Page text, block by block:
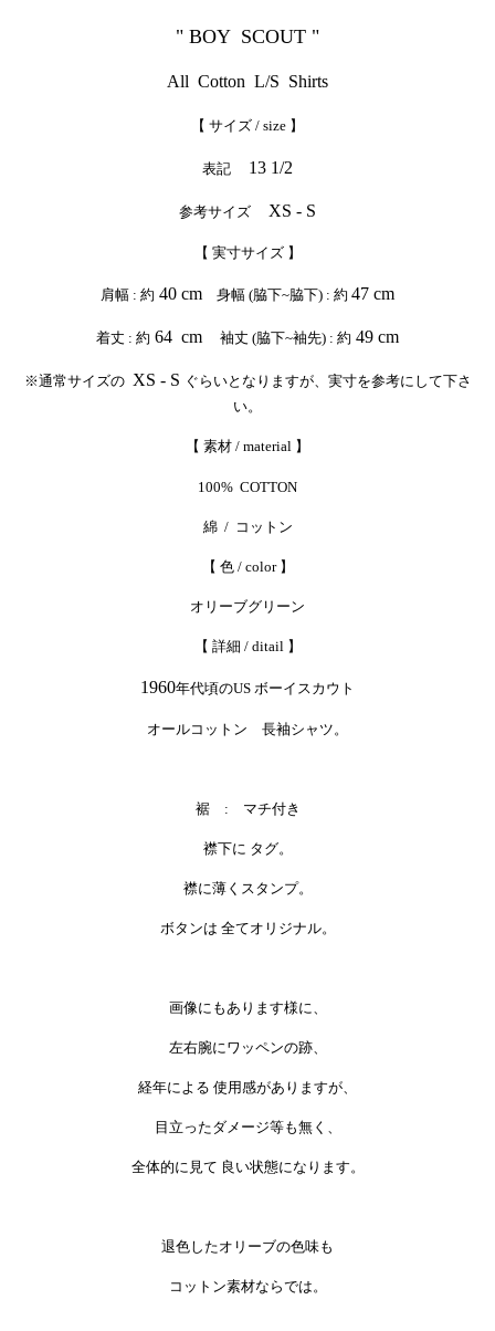
" BOY SCOUT "
All Cotton L/S Shirts
【 サイズ / size 】
表記 13 1/2
参考サイズ XS - S
【 実寸サイズ 】
肩幅 : 約 40 cm 身幅 (脇下~脇下) : 約 47 cm
着丈 : 約 64 cm 袖丈 (脇下~袖先) : 約 49 cm
※通常サイズの XS - S ぐらいとなりますが、実寸を参考にして下さ
い。
【 素材 / material 】
100% COTTON
綿 / コットン
【 色 / color 】
オリーブグリーン
【 詳細 / ditail 】
1960年代頃のUS ボーイスカウト
オールコットン 長袖シャツ。
裾 : マチ付き
襟下に タグ。
襟に薄くスタンプ。
ボタンは 全てオリジナル。
画像にもあります様に、
左右腕にワッペンの跡、
経年による 使用感がありますが、
目立ったダメージ等も無く、
全体的に見て 良い状態になります。
退色したオリーブの色味も
コットン素材ならでは。